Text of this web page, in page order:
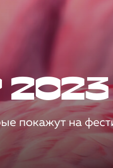
2023
покажут на